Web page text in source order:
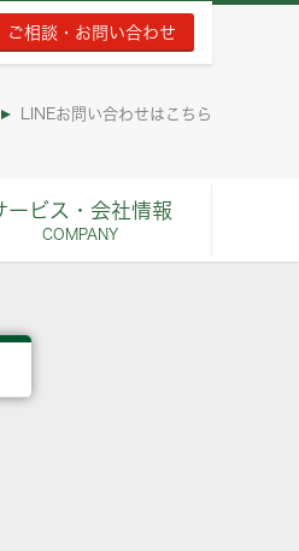
ご相談・お問い合わせ
LINEお問い合わせはこちら
ービス・会社情報
COMPANY